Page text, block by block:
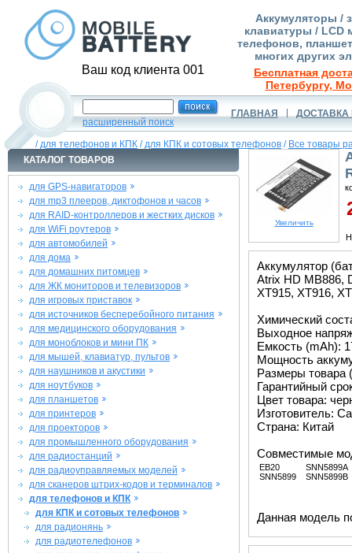
Ваш код клиента 001
Аккумуляторы /
клавиатуры / LCD
телефонов,
многих других
Бесплатная
Петербургу,
расширенный поиск
ГЛАВНАЯ ДОСТАВКА
/для телефонов и КПК /для КПК и сотовых телефонов / Все товары
КАТАЛОГ ТОВАРОВ
для GPS-навигаторов
для mp3 плееров, диктофонов и часов
для RAID-контроллеров и жестких дисков
для WiFi роутеров
для автомобилей
для дома
для домашних питомцев
для ЖК мониторов и телевизоров
для игровых приставок
для источников бесперебойного питания
для медицинского оборудования
для моноблоков и мини ПК
для мышей, клавиатур, пультов
для наушников и акустики
для ноутбуков
для планшетов
для принтеров
для проекторов
для промышленного оборудования
для радиостанций
для радиоуправляемых моделей
для сканеров штрих-кодов и терминалов
для телефонов и КПК
для КПК и сотовых телефонов
для радионянь
для радиотелефонов
Увеличить
Аккумулятор
Atrix HD MB886,
XT915, XT916,
Химический
Выходное
Емкость (mAh):
Мощность
Размеры товара
Гарантийный
Цвет товара:
Изготовитель:
Страна: Китай
Совместимые
EB20
SNN5899
SNN5899A
SNN5899B
Данная модель